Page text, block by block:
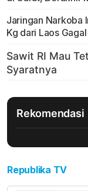
Jaringan Narkoba
Kg dari Laos
Rekomendasi
Republika TV